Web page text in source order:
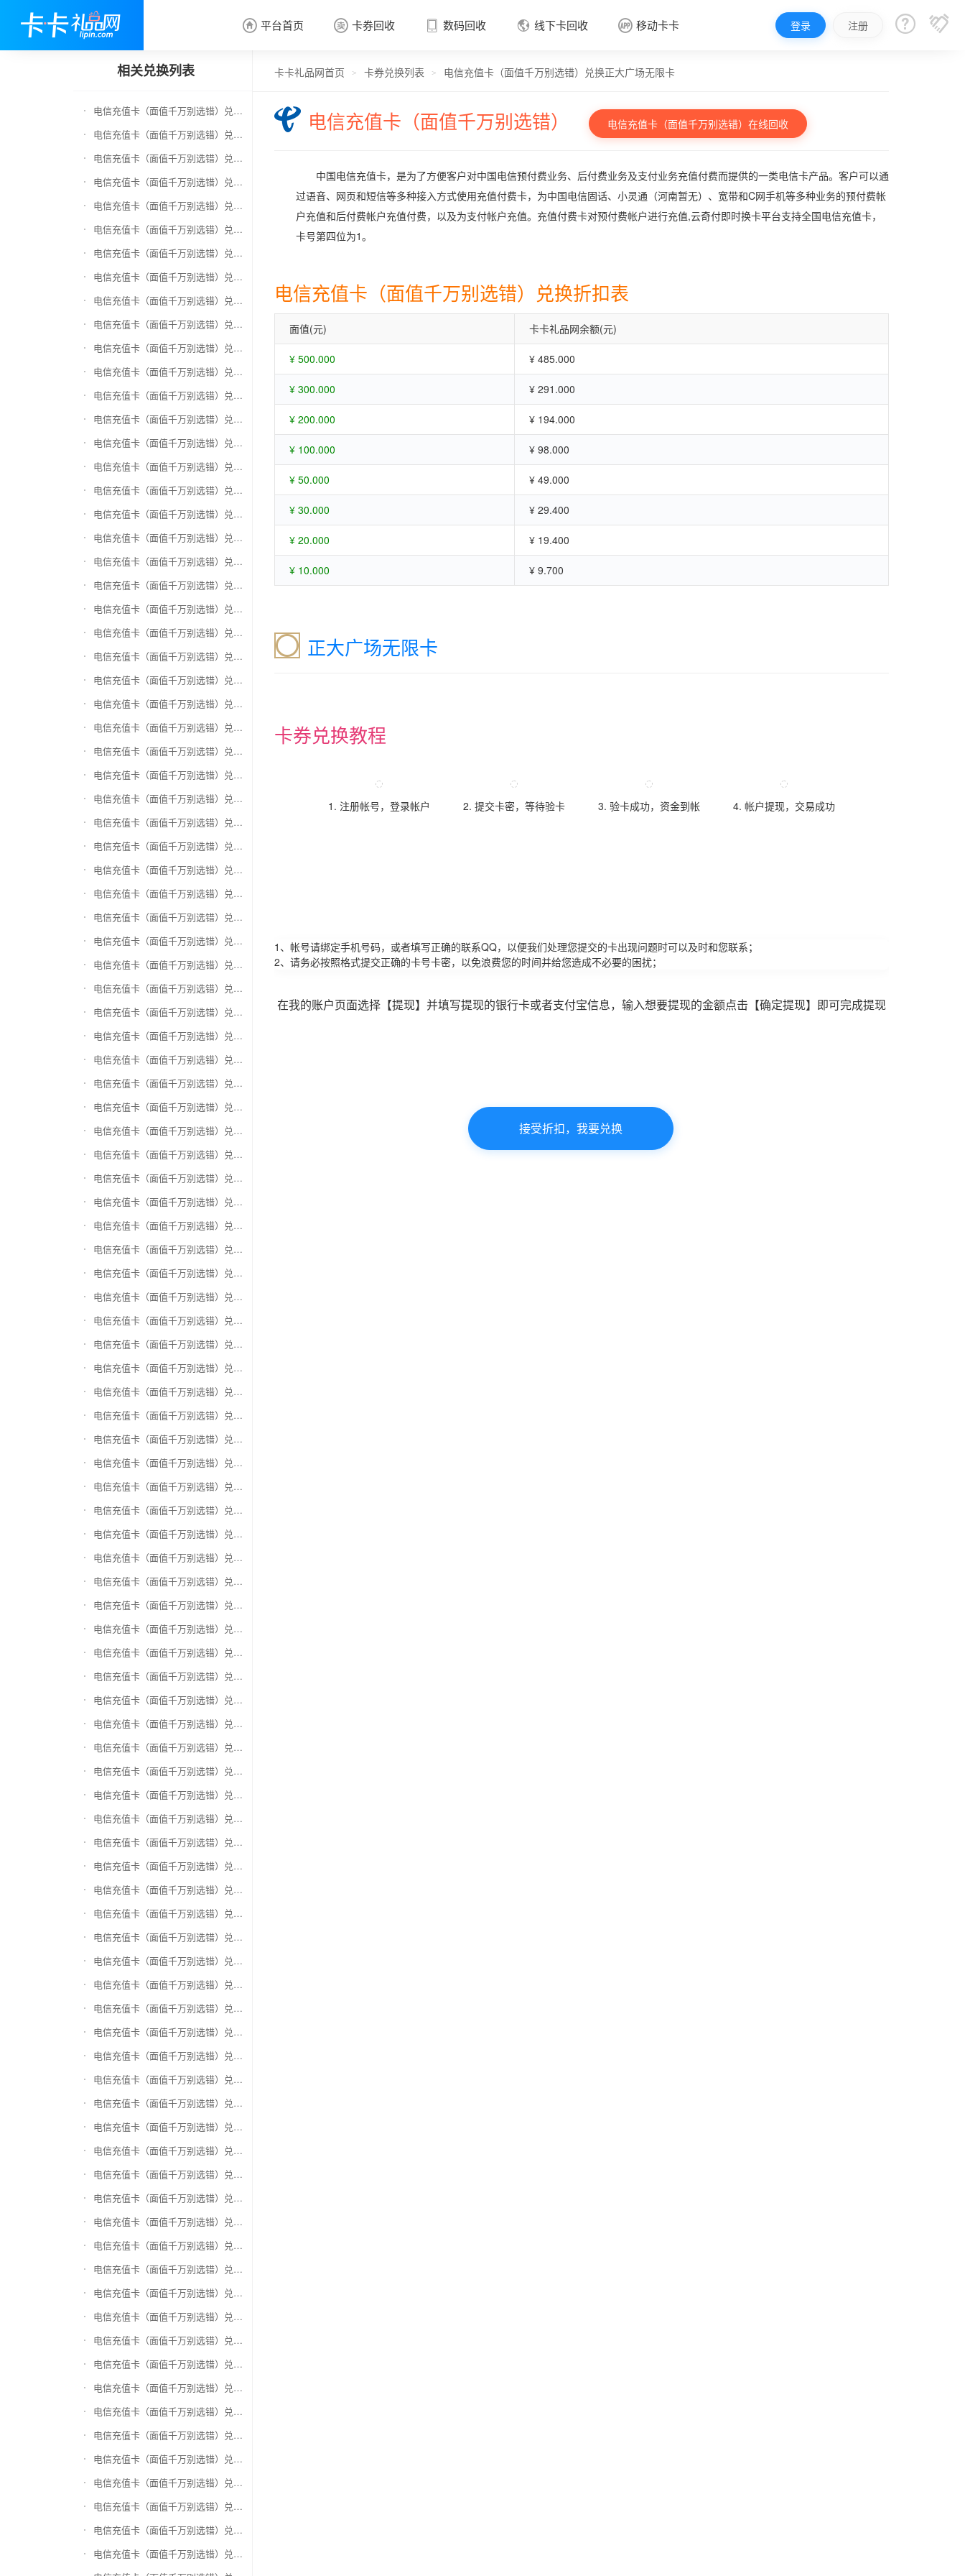
 平台首页  卡券回收
 卡券回收
 数码回收  线下卡回收  移动卡卡 登录 注册  
相关兑换列表
电信充值卡（面值千万别选错）兑换京东E卡
电信充值卡（面值千万别选错）兑换中石化加油卡
电信充值卡（面值千万别选错）兑换移动充值卡（面值千万别选错）
电信充值卡（面值千万别选错）兑换联通充值卡（面值千万别选错）
电信充值卡（面值千万别选错）兑换京东钢镚
电信充值卡（面值千万别选错）兑换中石化加油卡无卡号（面值千万别选错）
电信充值卡（面值千万别选错）兑换中石油全国充值卡
电信充值卡（面值千万别选错）兑换京东领货码
电信充值卡（面值千万别选错）兑换京东超市卡
电信充值卡（面值千万别选错）兑换苏宁易购礼品卡
电信充值卡（面值千万别选错）兑换骏网一卡通
电信充值卡（面值千万别选错）兑换骏网乐充
电信充值卡（面值千万别选错）兑换汇元智付卡
电信充值卡（面值千万别选错）兑换携程任我行
电信充值卡（面值千万别选错）兑换中欣卡(中欣通卡)
电信充值卡（面值千万别选错）兑换盛大一卡通
电信充值卡（面值千万别选错）兑换网易一卡通
电信充值卡（面值千万别选错）兑换天宏一卡通（易冲天宏卡）
电信充值卡（面值千万别选错）兑换巨人一卡通(征途卡)
电信充值卡（面值千万别选错）兑换美团礼品卡
电信充值卡（面值千万别选错）兑换(百联卡)联华ok卡
电信充值卡（面值千万别选错）兑换资和信
电信充值卡（面值千万别选错）兑换沃尔玛购物卡
电信充值卡（面值千万别选错）兑换和信通
电信充值卡（面值千万别选错）兑换拉卡拉沃尔玛
电信充值卡（面值千万别选错）兑换携程任我游
电信充值卡（面值千万别选错）兑换中银通支付(银联购物卡)
电信充值卡（面值千万别选错）兑换瑞祥商联卡
电信充值卡（面值千万别选错）兑换家乐福超市卡
电信充值卡（面值千万别选错）兑换Q币卡
电信充值卡（面值千万别选错）兑换联通积分Q币
电信充值卡（面值千万别选错）兑换完美一卡通
电信充值卡（面值千万别选错）兑换久游一卡通
电信充值卡（面值千万别选错）兑换搜狐一卡通
电信充值卡（面值千万别选错）兑换中国区苹果充值卡
电信充值卡（面值千万别选错）兑换账号内Q币寄售（维护中）
电信充值卡（面值千万别选错）兑换唯品会礼品卡(唯品卡)
电信充值卡（面值千万别选错）兑换万商卡
电信充值卡（面值千万别选错）兑换飞银彩虹卡
电信充值卡（面值千万别选错）兑换天猫超市卡/享淘卡
电信充值卡（面值千万别选错）兑换万里通积分卡
电信充值卡（面值千万别选错）兑换壹钱包(壹卡会)
电信充值卡（面值千万别选错）兑换去哪儿礼品卡
电信充值卡（面值千万别选错）兑换阳光卡(阳光爱车)
电信充值卡（面值千万别选错）兑换华润万家购物卡
电信充值卡（面值千万别选错）兑换华润苏果卡(苏果超市卡)（维护 请暂停提交）
电信充值卡（面值千万别选错）兑换天虹购物卡
电信充值卡（面值千万别选错）兑换盒马生鲜礼品卡
电信充值卡（面值千万别选错）兑换屈臣氏
电信充值卡（面值千万别选错）兑换大润发购物卡
电信充值卡（面值千万别选错）兑换银泰百货银泰卡
电信充值卡（面值千万别选错）兑换物美/美通卡
电信充值卡（面值千万别选错）兑换世纪联华充值卡(杭州联华)
电信充值卡（面值千万别选错）兑换重百世纪卡(重庆百货)
电信充值卡（面值千万别选错）兑换南京中央商场购物卡
电信充值卡（面值千万别选错）兑换银座购物卡（黑卡）
电信充值卡（面值千万别选错）兑换叮咚买菜（限通用礼品卡）
电信充值卡（面值千万别选错）兑换上海家化卡
电信充值卡（面值千万别选错）兑换山东一卡通
电信充值卡（面值千万别选错）兑换大众E卡通
电信充值卡（面值千万别选错）兑换杭州市民卡
电信充值卡（面值千万别选错）兑换驴妈妈礼品卡
电信充值卡（面值千万别选错）兑换永辉超市卡（限实体卡）
电信充值卡（面值千万别选错）兑换中百超市购物卡
电信充值卡（面值千万别选错）兑换爱奇艺会员激活码
电信充值卡（面值千万别选错）兑换腾讯视频会员激活码
电信充值卡（面值千万别选错）兑换优酷会员激活码
电信充值卡（面值千万别选错）兑换搜狐视频
电信充值卡（面值千万别选错）兑换芒果TV
电信充值卡（面值千万别选错）兑换QQ音乐
电信充值卡（面值千万别选错）兑换酷狗音乐
电信充值卡（面值千万别选错）兑换周黑鸭
电信充值卡（面值千万别选错）兑换一号店礼品卡
电信充值卡（面值千万别选错）兑换亚马逊（只要实体卡）
电信充值卡（面值千万别选错）兑换中粮我买网礼品卡
电信充值卡（面值千万别选错）兑换当当礼品卡
电信充值卡（面值千万别选错）兑换国美红券
电信充值卡（面值千万别选错）兑换盛付通卡
电信充值卡（面值千万别选错）兑换付费通
电信充值卡（面值千万别选错）兑换得仕通卡
电信充值卡（面值千万别选错）兑换便利通卡
电信充值卡（面值千万别选错）兑换同程旅游卡
电信充值卡（面值千万别选错）兑换万能消费卡
电信充值卡（面值千万别选错）兑换生活杉德卡
电信充值卡（面值千万别选错）兑换世通卡
电信充值卡（面值千万别选错）兑换商盟卡
电信充值卡（面值千万别选错）兑换赢点生活卡
电信充值卡（面值千万别选错）兑换智惠卡
电信充值卡（面值千万别选错）兑换途牛商旅卡
电信充值卡（面值千万别选错）兑换天天一卡通
电信充值卡（面值千万别选错）兑换(易初)卜蜂莲花礼品卡
电信充值卡（面值千万别选错）兑换神州运通超级卡(运通网购卡)
电信充值卡（面值千万别选错）兑换中石油省卡
电信充值卡（面值千万别选错）兑换必胜客
电信充值卡（面值千万别选错）兑换星巴克
电信充值卡（面值千万别选错）兑换哈根达斯电子券
电信充值卡（面值千万别选错）兑换平安1768欢乐豆
电信充值卡（面值千万别选错）兑换金山一卡通
电信充值卡（面值千万别选错）兑换汉购通
电信充值卡（面值千万别选错）兑换肯德基
电信充值卡（面值千万别选错）兑换CoCo
电信充值卡（面值千万别选错）兑换COSTA
电信充值卡（面值千万别选错）兑换滴滴打车
电信充值卡（面值千万别选错）兑换锦江e卡通(锦江一卡通)
卡卡礼品网首页 > 卡券兑换列表 > 电信充值卡（面值千万别选错）兑换正大广场无限卡
电信充值卡（面值千万别选错） 电信充值卡（面值千万别选错）在线回收
中国电信充值卡，是为了方便客户对中国电信预付费业务、后付费业务及支付业务充值付费而提供的一类电信卡产品。客户可以通
过语音、网页和短信等多种接入方式使用充值付费卡，为中国电信固话、小灵通（河南暂无）、宽带和C网手机等多种业务的预付费帐
户充值和后付费帐户充值付费，以及为支付帐户充值。充值付费卡对预付费帐户进行充值,云奇付即时换卡平台支持全国电信充值卡，
卡号第四位为1。
电信充值卡（面值千万别选错）兑换折扣表
面值(元) 卡卡礼品网余额(元)
¥ 500.000 ¥ 485.000
¥ 300.000 ¥ 291.000
¥ 200.000 ¥ 194.000
¥ 100.000 ¥ 98.000
¥ 50.000 ¥ 49.000
¥ 30.000 ¥ 29.400
¥ 20.000 ¥ 19.400
¥ 10.000 ¥ 9.700
正大广场无限卡
卡券兑换教程
1. 注册帐号，登录帐户 2. 提交卡密，等待验卡 3. 验卡成功，资金到帐 4. 帐户提现，交易成功
1、帐号请绑定手机号码，或者填写正确的联系QQ，以便我们处理您提交的卡出现问题时可以及时和您联系；
2、请务必按照格式提交正确的卡号卡密，以免浪费您的时间并给您造成不必要的困扰；
在我的账户页面选择【提现】并填写提现的银行卡或者支付宝信息，输入想要提现的金额点击【确定提现】即可完成提现
接受折扣，我要兑换